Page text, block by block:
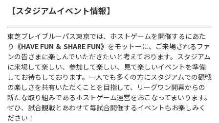
InstagramX
パートナーシップのご案内
【スタジアムイベント情報】
東芝ブレイブルーパス東京では、ホストゲームを開催するにあた
り 《HAVE FUN ＆ SHARE FUN》 をモットーに、ご来場されるファ
ンの皆さまに楽しんでいただきたいと考えております。スタジアム
に来場して楽しい、参加して楽しい、見て楽しいイベントを準備
してお待ちしております。一人でも多くの方にスタジアムでの観戦
の楽しさを共有いただくことを目指して、リーグワン開幕からの
新たな取り組みであるホストゲーム運営をおこなってまいります。
ぜひ、試合観戦とあわせて毎試合開催するイベントもお楽しみく
ださい！